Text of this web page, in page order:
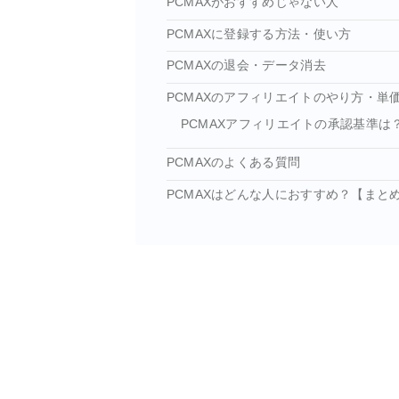
PCMAXに登録する方法・使い方
PCMAXの退会・データ消去
PCMAXのアフィリエイトのやり方・単
PCMAXアフィリエイトの承認基準は？
PCMAXのよくある質問
PCMAXはどんな人におすすめ？【まとめ